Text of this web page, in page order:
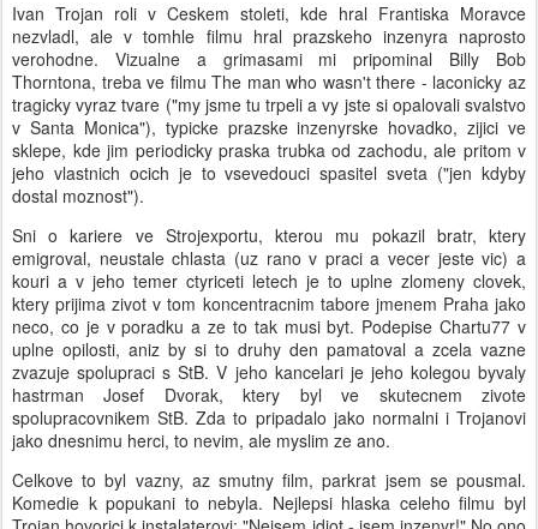
Ivan Trojan roli v Ceskem stoleti, kde hral Frantiska Moravce
nezvladl, ale v tomhle filmu hral prazskeho inzenyra naprosto
verohodne. Vizualne a grimasami mi pripominal Billy Bob
Thorntona, treba ve filmu The man who wasn't there - laconicky az
tragicky vyraz tvare ("my jsme tu trpeli a vy jste si opalovali svalstvo
v Santa Monica"), typicke prazske inzenyrske hovadko, zijici ve
sklepe, kde jim periodicky praska trubka od zachodu, ale pritom v
jeho vlastnich ocich je to vsevedouci spasitel sveta ("jen kdyby
dostal moznost").
Sni o kariere ve Strojexportu, kterou mu pokazil bratr, ktery
emigroval, neustale chlasta (uz rano v praci a vecer jeste vic) a
kouri a v jeho temer ctyriceti letech je to uplne zlomeny clovek,
ktery prijima zivot v tom koncentracnim tabore jmenem Praha jako
neco, co je v poradku a ze to tak musi byt. Podepise Chartu77 v
uplne opilosti, aniz by si to druhy den pamatoval a zcela vazne
zvazuje spolupraci s StB. V jeho kancelari je jeho kolegou byvaly
hastrman Josef Dvorak, ktery byl ve skutecnem zivote
spolupracovnikem StB. Zda to pripadalo jako normalni i Trojanovi
jako dnesnimu herci, to nevim, ale myslim ze ano.
Celkove to byl vazny, az smutny film, parkrat jsem se pousmal.
Komedie k popukani to nebyla. Nejlepsi hlaska celeho filmu byl